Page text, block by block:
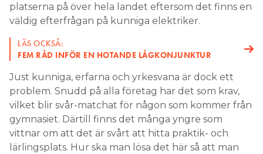
platserna på över hela landet eftersom det finns en
väldig efterfrågan på kunniga elektriker.
LÄS OCKSÅ:
FEM RÅD INFÖR EN HOTANDE LÅGKONJUNKTUR
Just kunniga, erfarna och yrkesvana är dock ett
problem. Snudd på alla företag har det som krav,
vilket blir svår-matchat för någon som kommer från
gymnasiet. Därtill finns det många yngre som
vittnar om att det är svårt att hitta praktik- och
lärlingsplats. Hur ska man lösa det här så att man